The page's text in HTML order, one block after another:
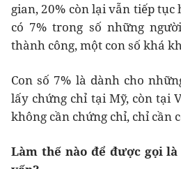
gian, 20% còn lại vẫn tiếp
có 7% trong số những
thành công, một con số khá
Con số 7% là dành cho
lấy chứng chỉ tại Mỹ, còn tại
không cần chứng chỉ, chỉ cần
Làm thế nào để được gọi